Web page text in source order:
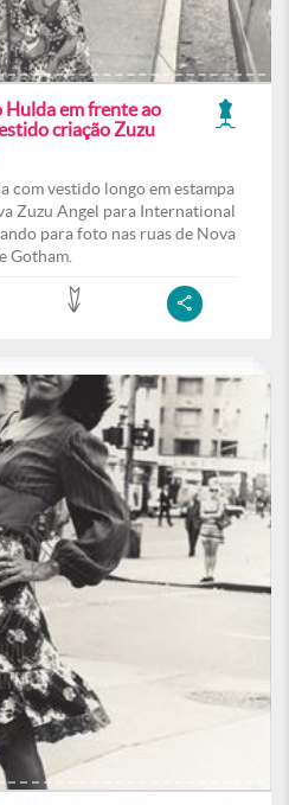
em frente ao
criação Zuzu
com vestido longo em estampa
Zuzu Angel para International
para foto nas ruas de Nova
Gotham.